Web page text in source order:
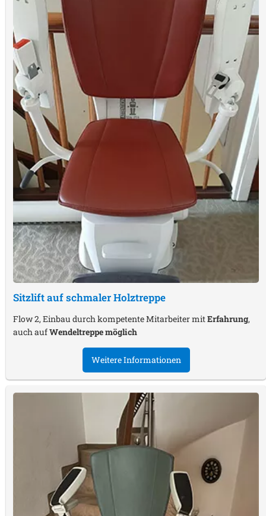
Sitzlift auf schmaler Holztreppe
Flow 2, Einbau durch kompetente Mitarbeiter mitErfahrung,
auch aufWendeltreppe möglich
Weitere Informationen